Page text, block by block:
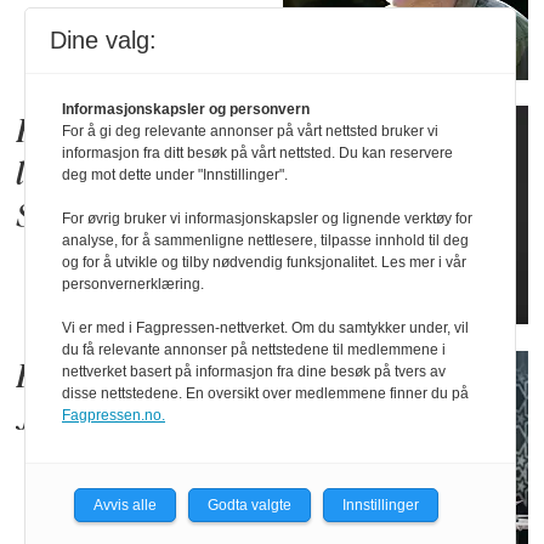
Han er ny dagleg
leiar for
Sønstebyfondet
Får ny jobb på
Jåttå
Dine valg:
Informasjonskapsler og personvern
For å gi deg relevante annonser på vårt nettsted bruker vi
informasjon fra ditt besøk på vårt nettsted. Du kan reservere
deg mot dette under "Innstillinger".
For øvrig bruker vi informasjonskapsler og lignende verktøy for
analyse, for å sammenligne nettlesere, tilpasse innhold til deg
og for å utvikle og tilby nødvendig funksjonalitet. Les mer i vår
personvernerklæring.
Vi er med i Fagpressen-nettverket. Om du samtykker under, vil
du få relevante annonser på nettstedene til medlemmene i
nettverket basert på informasjon fra dine besøk på tvers av
disse nettstedene. En oversikt over medlemmene finner du på
Fagpressen.no.
Avvis alle Godta valgte Innstillinger